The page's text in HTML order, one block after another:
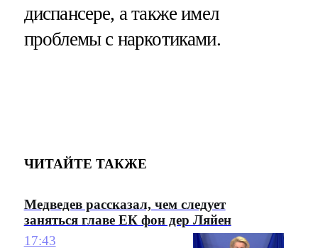
диспансере, а также имел
проблемы с наркотиками.
ЧИТАЙТЕ ТАКЖЕ
Медведев рассказал, чем следует
заняться главе ЕК фон дер Ляйен
17:43